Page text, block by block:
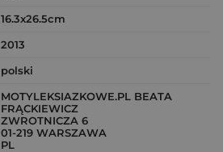
16.3x26.5cm
2013
polski
MOTYLEKSIAZKOWE.PL BEATA
FRĄCKIEWICZ
ZWROTNICZA 6
01-219 WARSZAWA
PL